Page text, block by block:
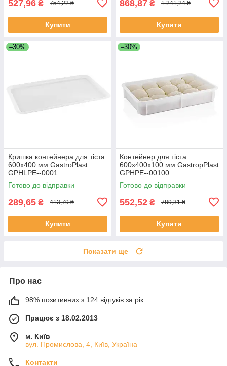
527,96 ₴ 754,22 ₴
Купити
868,87 ₴ 1 241,24 ₴
Купити
–30%
Кришка контейнера для тіста
600х400 мм GastroPlast
GPHLPE--0001
Готово до відправки
289,65 ₴ 413,79 ₴
Купити
–30%
Контейнер для тіста
600x400x100 мм GastropPlast
GPHPE--00100
Готово до відправки
552,52 ₴ 789,31 ₴
Купити
Показати ще
Про нас
98% позитивних з 124 відгуків за рік
Працює з 18.02.2013
м. Київ
вул. Промислова, 4, Київ, Україна
Контакти